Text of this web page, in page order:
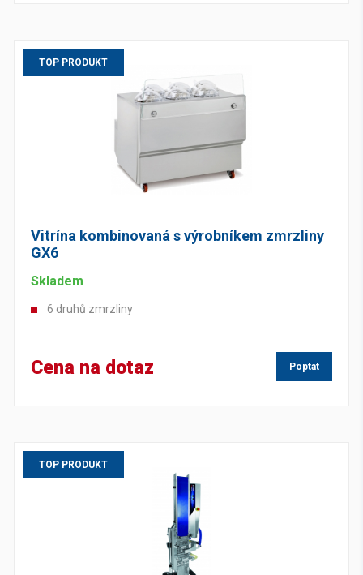
TOP PRODUKT
Vitrína kombinovaná s výrobníkem zmrzliny
GX6
Skladem
6 druhů zmrzliny
Cena na dotaz Poptat
TOP PRODUKT